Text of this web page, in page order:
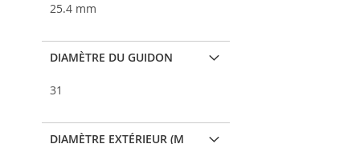
25.4 mm
DIAMÈTRE DU GUIDON
31
DIAMÈTRE EXTÉRIEUR (M